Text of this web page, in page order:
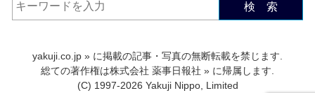
検 索
yakuji.co.jp » に掲載の記事・写真の無断転載を禁じます.
総ての著作権は株式会社 薬事日報社 » に帰属します.
(C) 1997-2026 Yakuji Nippo, Limited